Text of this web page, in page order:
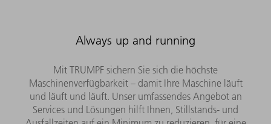
Always up and running
Mit TRUMPF sichern Sie sich die höchste
Maschinenverfügbarkeit – damit Ihre Maschine läuft
und läuft und läuft. Unser umfassendes Angebot an
Services und Lösungen hilft Ihnen, Stillstands- und